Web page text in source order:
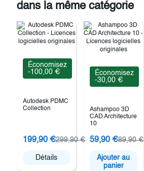
dans la même catégorie
Économisez
-100,00 €
Autodesk PDMC
Collection
199,90 €299,90 €
Détails
Économisez
-30,00 €
Ashampoo 3D
CAD Architecture
10
59,90 €89,90 €
Ajouter au
panier